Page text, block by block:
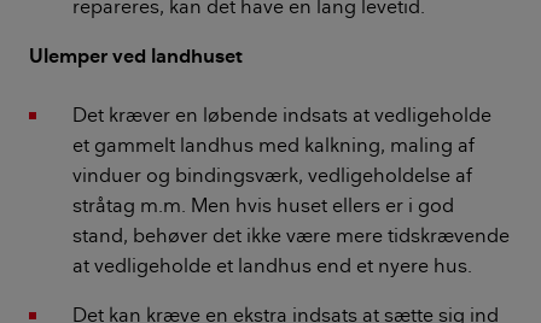
repareres, kan det have en lang levetid.
Ulemper ved landhuset
Det kræver en løbende indsats at vedligeholde
et gammelt landhus med kalkning, maling af
vinduer og bindingsværk, vedligeholdelse af
stråtag m.m. Men hvis huset ellers er i god
stand, behøver det ikke være mere tidskrævende
at vedligeholde et landhus end et nyere hus.
Det kan kræve en ekstra indsats at sætte sig ind